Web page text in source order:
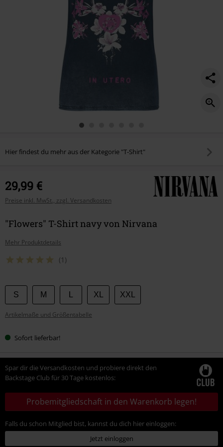
Hier findest du mehr aus der Kategorie "T-Shirt"
29,99 €
Preise inkl. MwSt., zzgl. Versandkosten
"Flowers" T-Shirt navy von Nirvana
Mehr Produktdetails
(1)
Wähle
deine
Größe
S M XL XXL
Artikelmaße und Größentabelle
Sofort lieferbar!
Spar dir die Versandkosten und probiere direkt den
Backstage Club für 30 Tage kostenlos:
Probemitgliedschaft in den Warenkorb legen!
Falls du schon Mitglied bist, kannst du dich hier einloggen:
Jetzt einloggen